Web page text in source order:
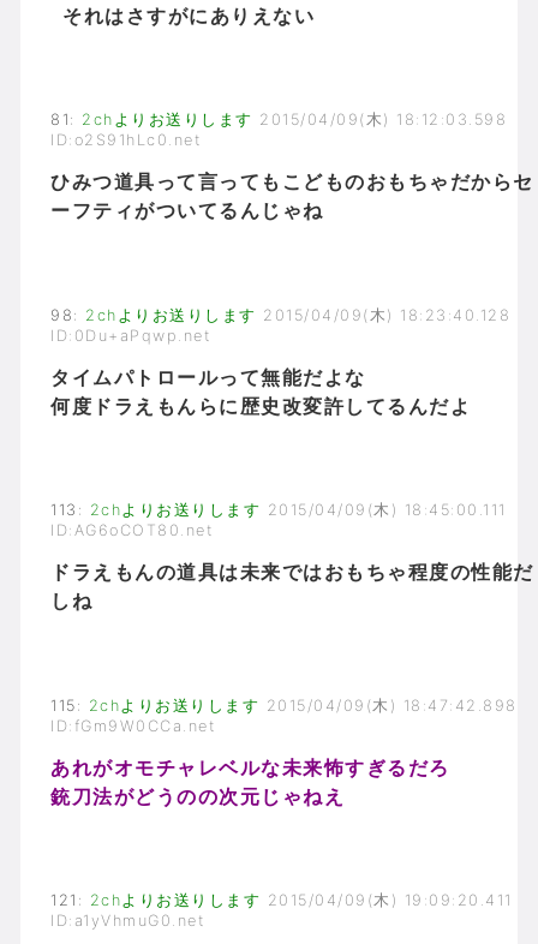
それはさすがにありえない
81 : 2chよりお送りします 2015/04/09(木) 18:12:03.598
ID:o2S91hLc0.net
ひみつ道具って言ってもこどものおもちゃだからセ
ーフティがついてるんじゃね
98 : 2chよりお送りします 2015/04/09(木) 18:23:40.128
ID:0Du+aPqwp.net
タイムパトロールって無能だよな
何度ドラえもんらに歴史改変許してるんだよ
113 : 2chよりお送りします 2015/04/09(木) 18:45:00.111
ID:AG6oCOT80.net
ドラえもんの道具は未来ではおもちゃ程度の性能だ
しね
115 : 2chよりお送りします 2015/04/09(木) 18:47:42.898
ID:fGm9W0CCa.net
あれがオモチャレベルな未来怖すぎるだろ
銃刀法がどうのの次元じゃねえ
121 : 2chよりお送りします 2015/04/09(木) 19:09:20.411
ID:a1yVhmuG0.net